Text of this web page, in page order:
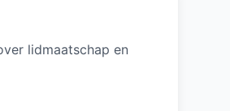
lidmaatschap en